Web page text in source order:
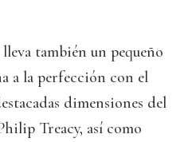
también un pequeño
a la perfección con el
dimensiones del
Treacy, así como